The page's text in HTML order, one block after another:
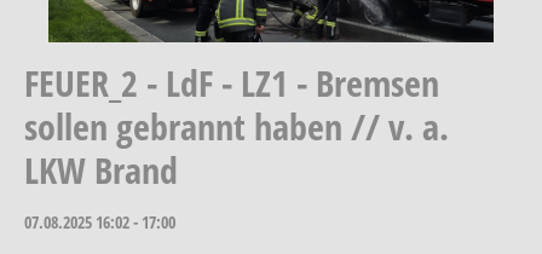
FEUER_2 - LdF - LZ1 - Bremsen
sollen gebrannt haben // v. a.
LKW Brand
07.08.2025 16:02 - 17:00